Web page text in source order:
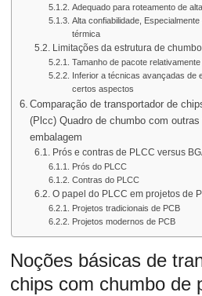
Adequado para roteamento de
Alta confiabilidade,
térmica
Limitações da estrutura de
Tamanho de pacote relativamente
Inferior a técnicas avançadas de
certos aspectos
Comparação de transportador de
(Plcc) Quadro de chumbo com
embalagem
Prós e contras de PLCC versus
Prós do PLCC
Contras do PLCC
O papel do PLCC em projetos de
Projetos tradicionais de PCB
Projetos modernos de PCB
Noções básicas de
chips com chumbo de